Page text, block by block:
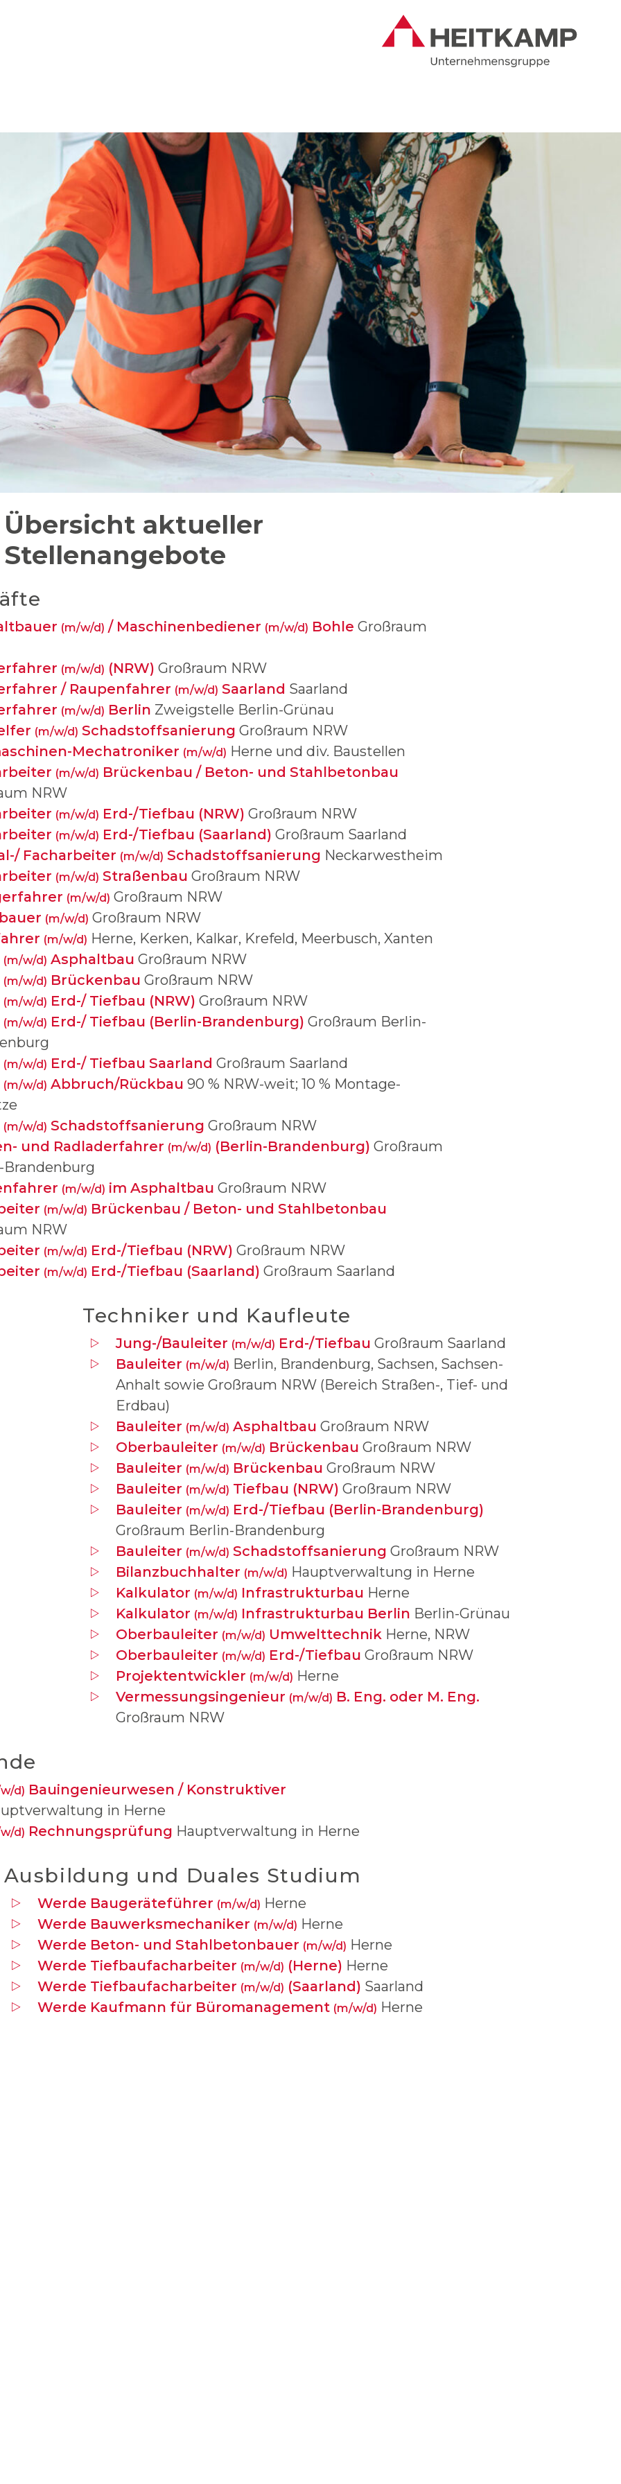
Übersicht aktueller
Stellenangebote
(m/w/d) / Maschinenbediener (m/w/d) Bohle Großraum
(m/w/d) (NRW) Großraum NRW
/ Raupenfahrer (m/w/d) Saarland Saarland
(m/w/d) Berlin Zweigstelle Berlin-Grünau
(m/w/d) SchadstoffsanierungGroßraum NRW
Mechatroniker (m/w/d) Herne und div. Baustellen
(m/w/d) Brückenbau / Beton- und Stahlbetonbau
NRW
(m/w/d) Erd-/Tiefbau (NRW) Großraum NRW
(m/w/d) Erd-/Tiefbau (Saarland) Großraum Saarland
Facharbeiter (m/w/d) Schadstoffsanierung Neckarwestheim
(m/w/d) Straßenbau Großraum NRW
(m/w/d) Großraum NRW
(m/w/d) Großraum NRW
(m/w/d) Herne, Kerken, Kalkar, Krefeld, Meerbusch, Xanten
(m/w/d) Asphaltbau Großraum NRW
(m/w/d) Brückenbau Großraum NRW
(m/w/d) Erd-/ Tiefbau (NRW) Großraum NRW
(m/w/d) Erd-/ Tiefbau (Berlin-Brandenburg) Großraum Berlin-
(m/w/d) Erd-/ Tiefbau Saarland Großraum Saarland
(m/w/d) Abbruch/Rückbau 90 % NRW-weit; 10 % Montage-
(m/w/d) Schadstoffsanierung Großraum NRW
und Radladerfahrer (m/w/d) (Berlin-Brandenburg) Großraum
Brandenburg
(m/w/d) im AsphaltbauGroßraum NRW
(m/w/d) Brückenbau / Beton- und Stahlbetonbau
NRW
(m/w/d) Erd-/Tiefbau (NRW) Großraum NRW
(m/w/d) Erd-/Tiefbau (Saarland) Großraum Saarland
Techniker und Kaufleute
Jung-/Bauleiter (m/w/d) Erd-/Tiefbau Großraum Saarland
Bauleiter (m/w/d) Berlin, Brandenburg, Sachsen, Sachsen-
Anhalt sowie Großraum NRW (Bereich Straßen-, Tief- und
Erdbau)
Bauleiter (m/w/d) Asphaltbau Großraum NRW
Oberbauleiter (m/w/d) Brückenbau Großraum NRW
Bauleiter (m/w/d) Brückenbau Großraum NRW
Bauleiter (m/w/d) Tiefbau (NRW) Großraum NRW
Bauleiter (m/w/d) Erd-/Tiefbau (Berlin-Brandenburg)
Großraum Berlin-Brandenburg
Bauleiter (m/w/d) Schadstoffsanierung Großraum NRW
Bilanzbuchhalter (m/w/d) Hauptverwaltung in Herne
Kalkulator (m/w/d) Infrastrukturbau Herne
Kalkulator (m/w/d) Infrastrukturbau Berlin Berlin-Grünau
Oberbauleiter (m/w/d) Umwelttechnik Herne, NRW
Oberbauleiter (m/w/d) Erd-/Tiefbau Großraum NRW
Projektentwickler (m/w/d) Herne
Vermessungsingenieur (m/w/d) B. Eng. oder M. Eng.
Großraum NRW
d) Bauingenieurwesen / Konstruktiver
in Herne
d) Rechnungsprüfung Hauptverwaltung in Herne
Ausbildung und Duales Studium
Werde Baugeräteführer (m/w/d) Herne
Werde Bauwerksmechaniker (m/w/d) Herne
Werde Beton- und Stahlbetonbauer (m/w/d) Herne
Werde Tiefbaufacharbeiter (m/w/d) (Herne) Herne
Werde Tiefbaufacharbeiter (m/w/d) (Saarland) Saarland
Werde Kaufmann für Büromanagement (m/w/d) Herne